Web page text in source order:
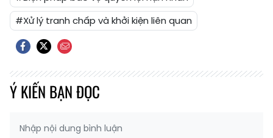
#Xử lý tranh chấp và khởi kiện liên quan
Ý KIẾN BẠN ĐỌC